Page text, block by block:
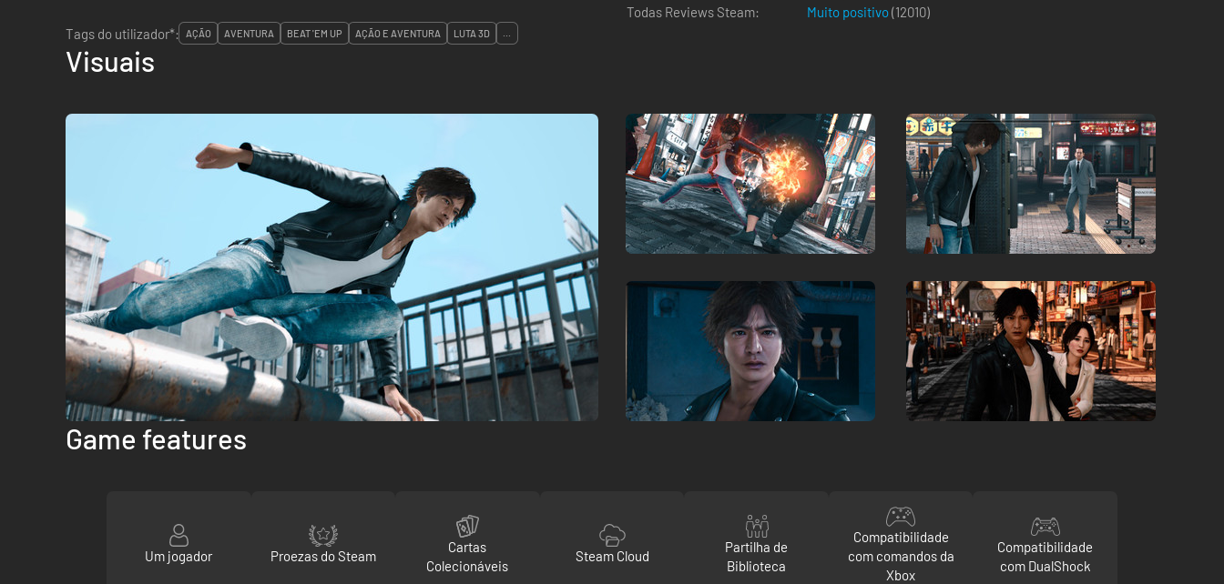
Todas Reviews Steam:
Muito positivo(12010)
Tags do utilizador*:
AÇÃO AVENTURA BEAT 'EM UP AÇÃO E AVENTURA LUTA 3D ...
Visuais
Game features
Um jogador Proezas do Steam
Cartas
Colecionáveis
Steam Cloud
Partilha de
Biblioteca
Compatibilidade
com comandos da
Xbox
Compatibilidade
com DualShock